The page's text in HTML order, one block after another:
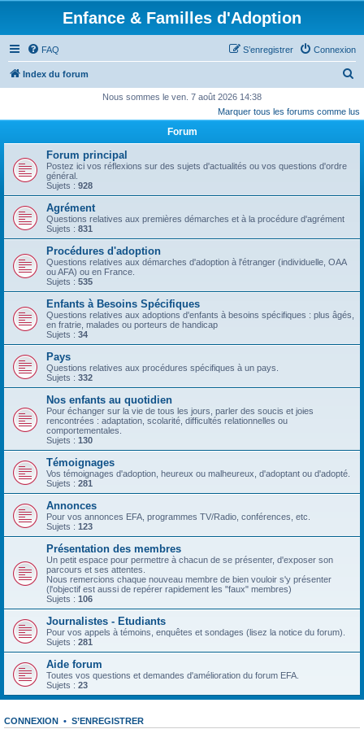
Enfance & Familles d'Adoption
FAQ Connexion
S’enregistrer
Index du forum
c
Nous sommes le ven. 7 août 2026 14:38
Marquer tous les forums comme lus
Forum
Forum principal
Postez ici vos réflexions sur des sujets d'actualités ou vos questions d'ordre
général.
Sujets : 928
Agrément
Questions relatives aux premières démarches et à la procédure d'agrément
Sujets : 831
Procédures d'adoption
Questions relatives aux démarches d'adoption à l'étranger (individuelle, OAA
ou AFA) ou en France.
Sujets : 535
Enfants à Besoins Spécifiques
Questions relatives aux adoptions d'enfants à besoins spécifiques : plus âgés,
en fratrie, malades ou porteurs de handicap
Sujets : 34
Pays
Questions relatives aux procédures spécifiques à un pays.
Sujets : 332
Nos enfants au quotidien
Pour échanger sur la vie de tous les jours, parler des soucis et joies
rencontrées : adaptation, scolarité, difficultés relationnelles ou
comportementales.
Sujets : 130
Témoignages
Vos témoignages d'adoption, heureux ou malheureux, d'adoptant ou d'adopté.
Sujets : 281
Annonces
Pour vos annonces EFA, programmes TV/Radio, conférences, etc.
Sujets : 123
Présentation des membres
Un petit espace pour permettre à chacun de se présenter, d'exposer son
parcours et ses attentes.
Nous remercions chaque nouveau membre de bien vouloir s'y présenter
(l'objectif est aussi de repérer rapidement les "faux" membres)
Sujets : 106
Journalistes - Etudiants
Pour vos appels à témoins, enquêtes et sondages (lisez la notice du forum).
Sujets : 281
Aide forum
Toutes vos questions et demandes d'amélioration du forum EFA.
Sujets : 23
CONNEXION • S’ENREGISTRER